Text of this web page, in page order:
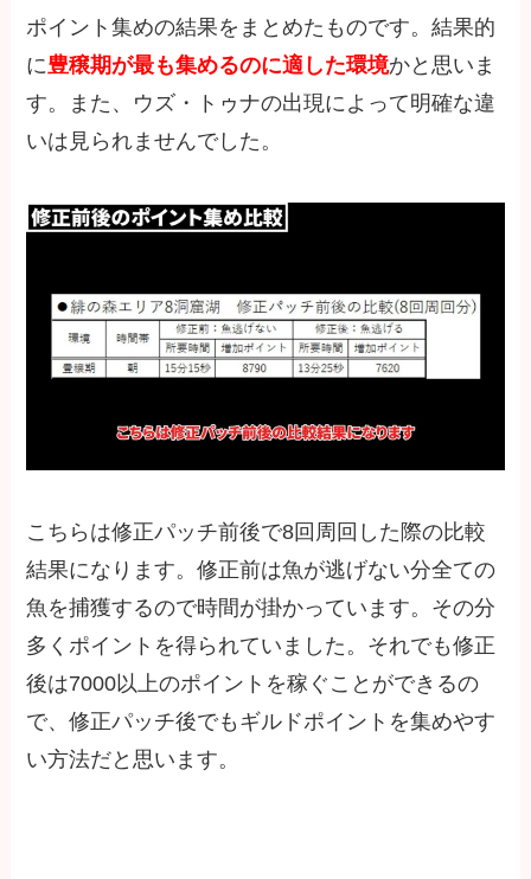
ポイント集めの結果をまとめたものです。結果的
に豊穣期が最も集めるのに適した環境かと思いま
す。また、ウズ・トゥナの出現によって明確な違
いは見られませんでした。
こちらは修正パッチ前後で8回周回した際の比較
結果になります。修正前は魚が逃げない分全ての
魚を捕獲するので時間が掛かっています。その分
多くポイントを得られていました。それでも修正
後は7000以上のポイントを稼ぐことができるの
で、修正パッチ後でもギルドポイントを集めやす
い方法だと思います。